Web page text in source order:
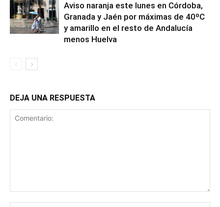
Aviso naranja este lunes en Córdoba,
Granada y Jaén por máximas de 40ºC
y amarillo en el resto de Andalucía
menos Huelva
DEJA UNA RESPUESTA